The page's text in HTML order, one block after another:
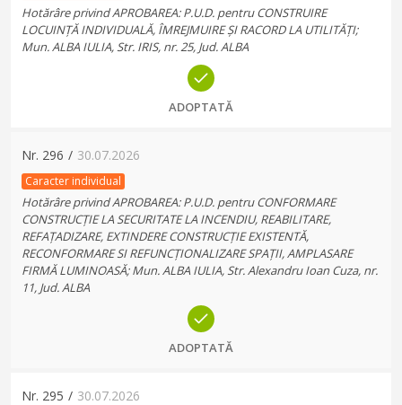
Hotărâre privind APROBAREA: P.U.D. pentru CONSTRUIRE
LOCUINȚĂ INDIVIDUALĂ, ÎMREJMUIRE ȘI RACORD LA UTILITĂȚI;
Mun. ALBA IULIA, Str. IRIS, nr. 25, Jud. ALBA
ADOPTATĂ
Nr. 296 / 30.07.2026
Caracter individual
Hotărâre privind APROBAREA: P.U.D. pentru CONFORMARE
CONSTRUCȚIE LA SECURITATE LA INCENDIU, REABILITARE,
REFAȚADIZARE, EXTINDERE CONSTRUCȚIE EXISTENTĂ,
RECONFORMARE SI REFUNCȚIONALIZARE SPAȚII, AMPLASARE
FIRMĂ LUMINOASĂ; Mun. ALBA IULIA, Str. Alexandru Ioan Cuza, nr.
11, Jud. ALBA
ADOPTATĂ
Nr. 295 / 30.07.2026